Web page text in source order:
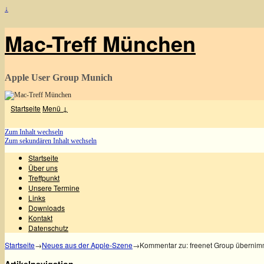
↓
Mac-Treff München
Apple User Group Munich
StartseiteMenü ↓
Zum Inhalt wechseln
Zum sekundären Inhalt wechseln
Startseite
Über uns
Treffpunkt
Unsere Termine
Links
Downloads
Kontakt
Datenschutz
Startseite→Neues aus der Apple-Szene→Kommentar zu: freenet Group